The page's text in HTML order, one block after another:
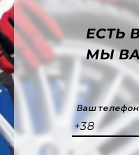
ЕСТЬ
МЫ
Ваш
+38